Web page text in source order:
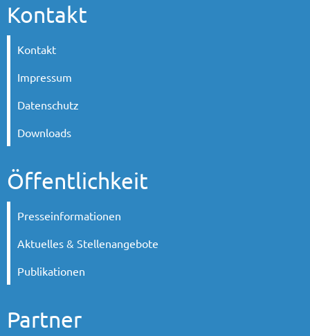
Kontakt
Kontakt
Impressum
Datenschutz
Downloads
Öffentlichkeit
Presseinformationen
Aktuelles & Stellenangebote
Publikationen
Partner